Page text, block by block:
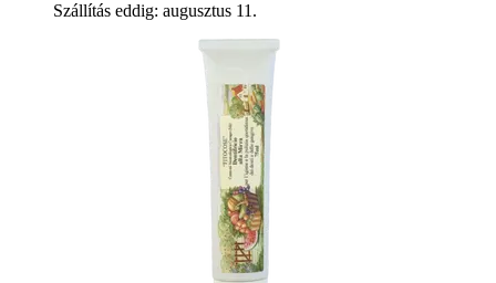
Szállítás eddig: augusztus 11.